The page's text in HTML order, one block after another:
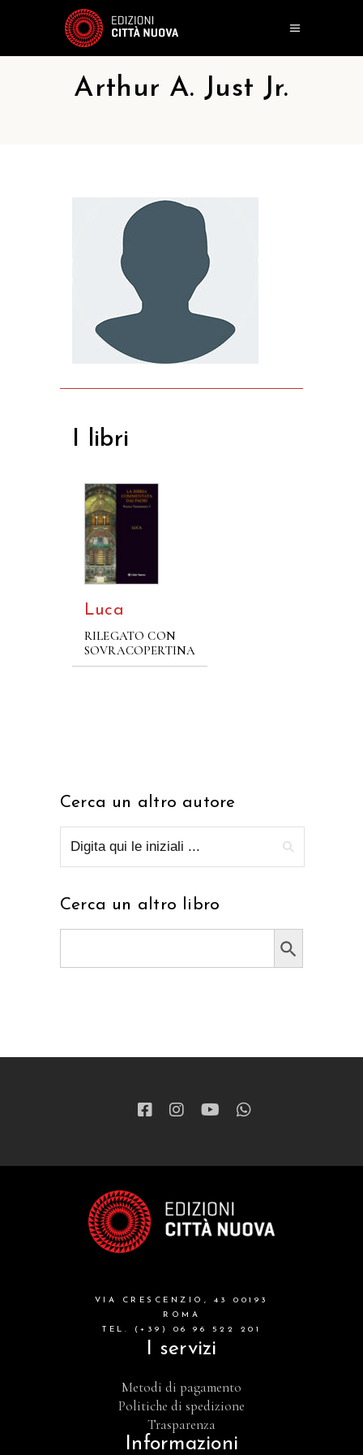
Arthur A. Just Jr.
I libri
Luca
RILEGATO CON
SOVRACOPERTINA
Cerca un altro autore
Cerca un altro libro
Search Button
VIA CRESCENZIO, 43 00193
ROMA
TEL. (+39) 06 96 522 201
I servizi
Metodi di pagamento
Politiche di spedizione
Trasparenza
Informazioni